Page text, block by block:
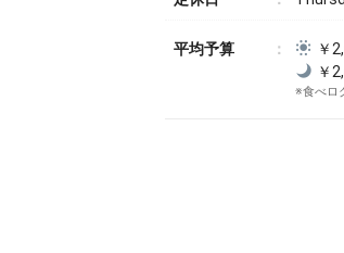
平均予算
￥
￥
※食べロ